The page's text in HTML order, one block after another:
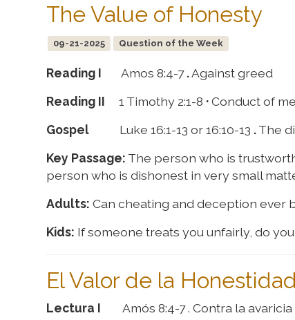
The Value of Honesty
09-21-2025 Question of the Week
Reading I Amos 8:4-7.Against greed
Reading II 1 Timothy 2:1-8 ·Conduct of
Gospel Luke 16:1-13 or 16:10-13 .The
Key Passage: The person who is
person who is dishonest in very small
Adults: Can cheating and deception ever
Kids: If someone treats you unfairly, do
El Valor de la Honestidad
Lectura I Amós 8:4-7 . Contra la avaricia